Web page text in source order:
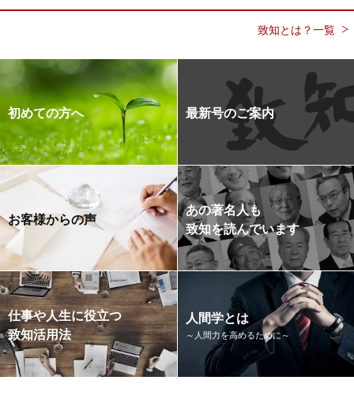
致知とは？一覧
初めての方へ 最新号のご案内
お客様からの声
あの著名人も
致知を読んでいます
仕事や人生に役立つ
致知活用法
人間学とは
～人間力を高めるために～